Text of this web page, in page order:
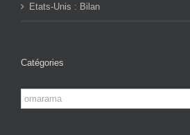
Etats-Unis : Bilan
Catégories
Catégories